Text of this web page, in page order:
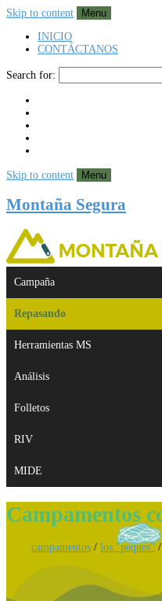
Skip to content
Menu
INICIO
CONTÁCTANOS
Search for:
Skip to content Menu
Montaña Segura
Campaña
Repasando
Herramientas MS
Análisis
Folletos
RIV
MIDE
Campamentos
campamentos / los "peques" /